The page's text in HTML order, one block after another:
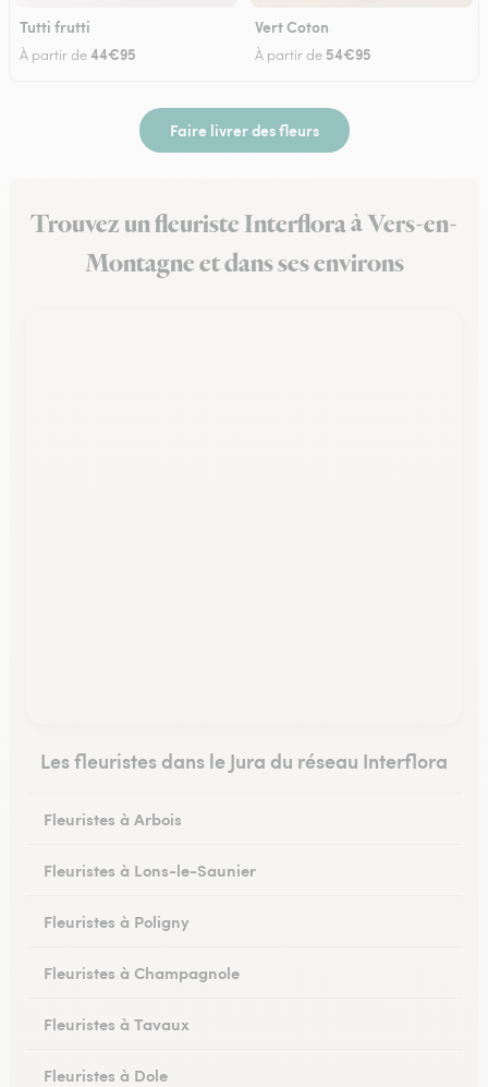
Tutti frutti
À partir de44€95
Vert Coton
À partir de 54€95
Faire livrer des fleurs
Trouvez un fleuriste Interflora à Vers-en-
Montagne et dans ses environs
Les fleuristes dans le Jura du réseau Interflora
Fleuristes à Arbois
Fleuristes à Lons-le-Saunier
Fleuristes à Poligny
Fleuristes à Champagnole
Fleuristes à Tavaux
Fleuristes à Dole